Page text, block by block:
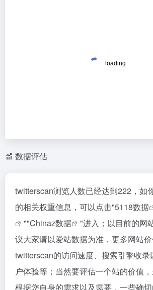
数据评估
twitterscan浏览人数已经达到222，如
的相关权重信息，可以点击"5118数据
""Chinaz数据
"进入；以目前的网
议大家请以爱站数据为准，更多网站价
twitterscan的访问速度、搜索引擎收录
户体验等；当然要评估一个站的价值
根据您自身的需求以及需要，一些确